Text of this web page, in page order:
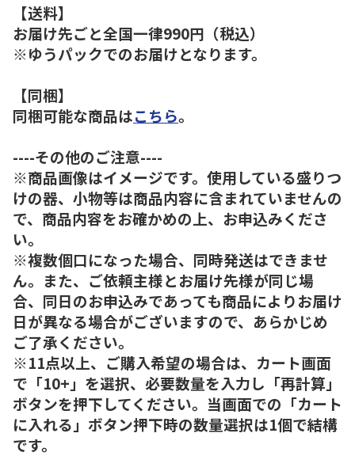
【送料】
お届け先ごと全国一律990円（税込）
※ゆうパックでのお届けとなります。
【同梱】
同梱可能な商品はこちら。
----その他のご注意----
※商品画像はイメージです。使用している盛りつ
けの器、小物等は商品内容に含まれていませんの
で、商品内容をお確かめの上、お申込みくださ
い。
※複数個口になった場合、同時発送はできませ
ん。また、ご依頼主様とお届け先様が同じ場
合、同日のお申込みであっても商品によりお届け
日が異なる場合がございますので、あらかじめ
ご了承ください。
※11点以上、ご購入希望の場合は、カート画面
で「10+」を選択、必要数量を入力し「再計算」
ボタンを押下してください。当画面での「カート
に入れる」ボタン押下時の数量選択は1個で結構
です。